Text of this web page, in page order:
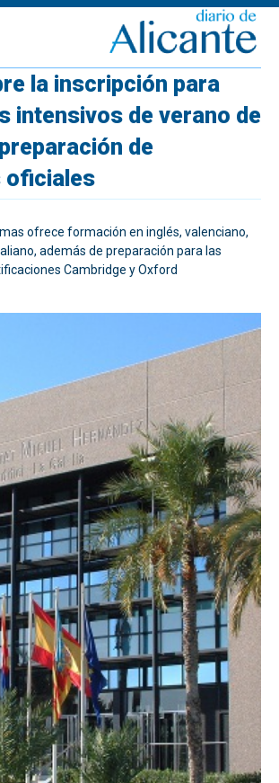
la inscripción para
intensivos de verano de
de
oficiales
ofrece formación en inglés, valenciano,
además de preparación para las
Cambridge y Oxford